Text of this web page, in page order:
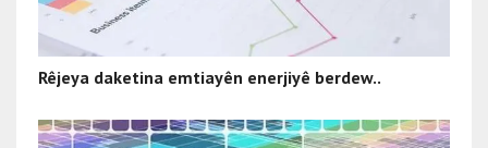
Rêjeya daketina emtiayên enerjiyê berdew..